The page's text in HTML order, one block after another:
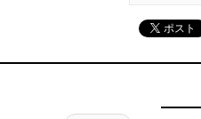
ポスト